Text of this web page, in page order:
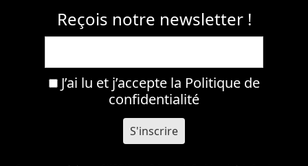
Reçois notre newsletter !
J’ai lu et j’accepte la Politique de
confidentialité